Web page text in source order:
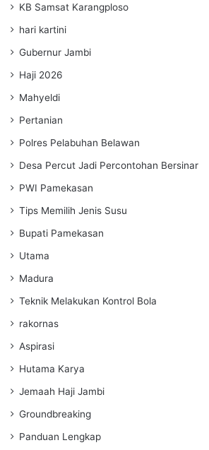
KB Samsat Karangploso
hari kartini
Gubernur Jambi
Haji 2026
Mahyeldi
Pertanian
Polres Pelabuhan Belawan
Desa Percut Jadi Percontohan Bersinar
PWI Pamekasan
Tips Memilih Jenis Susu
Bupati Pamekasan
Utama
Madura
Teknik Melakukan Kontrol Bola
rakornas
Aspirasi
Hutama Karya
Jemaah Haji Jambi
Groundbreaking
Panduan Lengkap